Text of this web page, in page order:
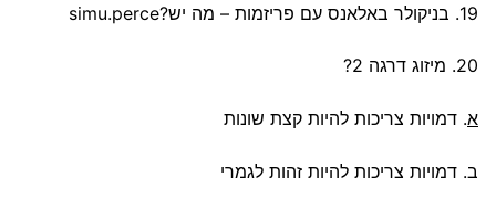
19. בניקולר באלאנס עם פריזמות – מה יש?simu.perce
20. מיזוג דרגה 2?
א. דמויות צריכות להיות קצת שונות
ב. דמויות צריכות להיות זהות לגמרי